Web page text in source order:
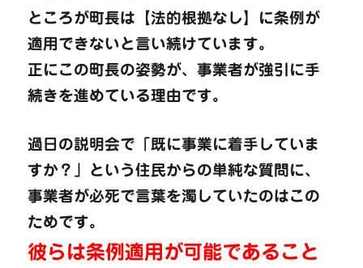
ところが町長は【法的根拠なし】に条例が
適用できないと言い続けています。
正にこの町長の姿勢が、事業者が強引に手
続きを進めている理由です。
過日の説明会で「既に事業に着手していま
すか？」という住民からの単純な質問に、
事業者が必死で言葉を濁していたのはこの
ためです。
彼らは条例適用が可能であること